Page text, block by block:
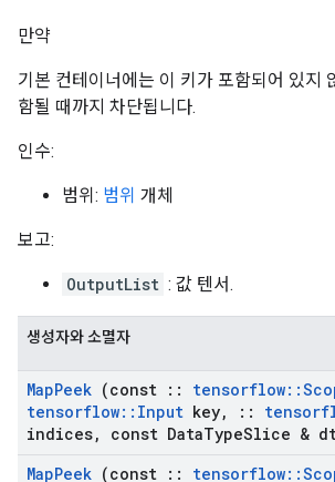
만약
기본 컨테이너에는 이 키가 포함되어 있지
함될 때까지 차단됩니다.
인수:
범위: 범위 개체
보고:
OutputList : 값 텐서.
생성자와 소멸자
MapPeek (const :: tensorflow::
tensorflow:: Input key, ::
indices, const DataTypeSlice &
MapPeek (const :: tensorflow::